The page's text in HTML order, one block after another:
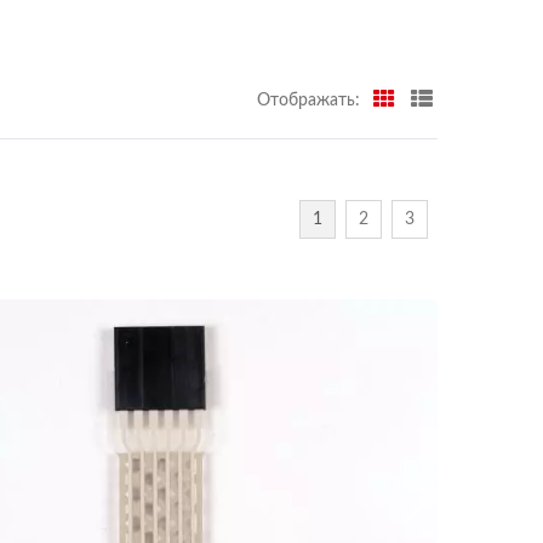
Отображать:
1 2 3